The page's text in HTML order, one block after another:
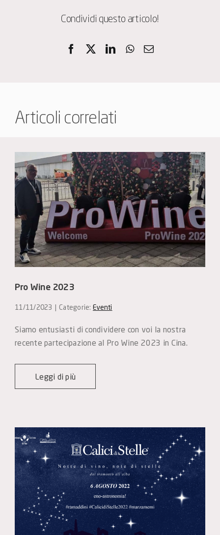
Condividi questo articolo!
Articoli correlati
Pro Wine 2023
11/11/2023 | Categorie: Eventi
Siamo entusiasti di condividere con voi la nostra
recente partecipazione al Pro Wine 2023 in Cina.
Leggi di più